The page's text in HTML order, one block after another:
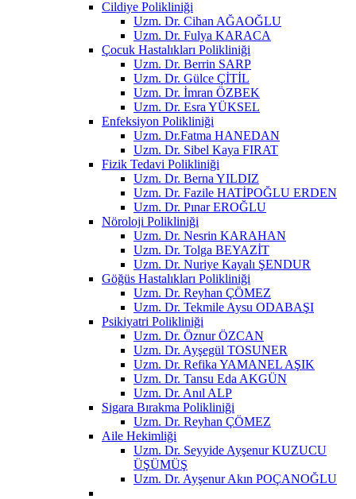
Cildiye Polikliniği
Uzm. Dr. Cihan AĞAOĞLU
Uzm. Dr. Fulya KARACA
Çocuk Hastalıkları Polikliniği
Uzm. Dr. Berrin SARP
Uzm. Dr. Gülce ÇİTİL
Uzm. Dr. İmran ÖZBEK
Uzm. Dr. Esra YÜKSEL
Enfeksiyon Polikliniği
Uzm. Dr.Fatma HANEDAN
Uzm. Dr. Sibel Kaya FIRAT
Fizik Tedavi Polikliniği
Uzm. Dr. Berna YILDIZ
Uzm. Dr. Fazile HATİPOĞLU ERDEN
Uzm. Dr. Pınar EROĞLU
Nöroloji Polikliniği
Uzm. Dr. Nesrin KARAHAN
Uzm. Dr. Tolga BEYAZİT
Uzm. Dr. Nuriye Kayalı ŞENDUR
Göğüs Hastalıkları Polikliniği
Uzm. Dr. Reyhan ÇÖMEZ
Uzm. Dr. Tekmile Aysu ODABAŞI
Psikiyatri Polikliniği
Uzm. Dr. Öznur ÖZCAN
Uzm. Dr. Ayşegül TOSUNER
Uzm. Dr. Refika YAMANEL AŞIK
Uzm. Dr. Tansu Eda AKGÜN
Uzm. Dr. Anıl ALP
Sigara Bırakma Polikliniği
Uzm. Dr. Reyhan ÇÖMEZ
Aile Hekimliği
Uzm. Dr. Seyyide Ayşenur KUZUCU
ÜŞÜMÜŞ
Uzm. Dr. Ayşenur Akın POÇANOĞLU